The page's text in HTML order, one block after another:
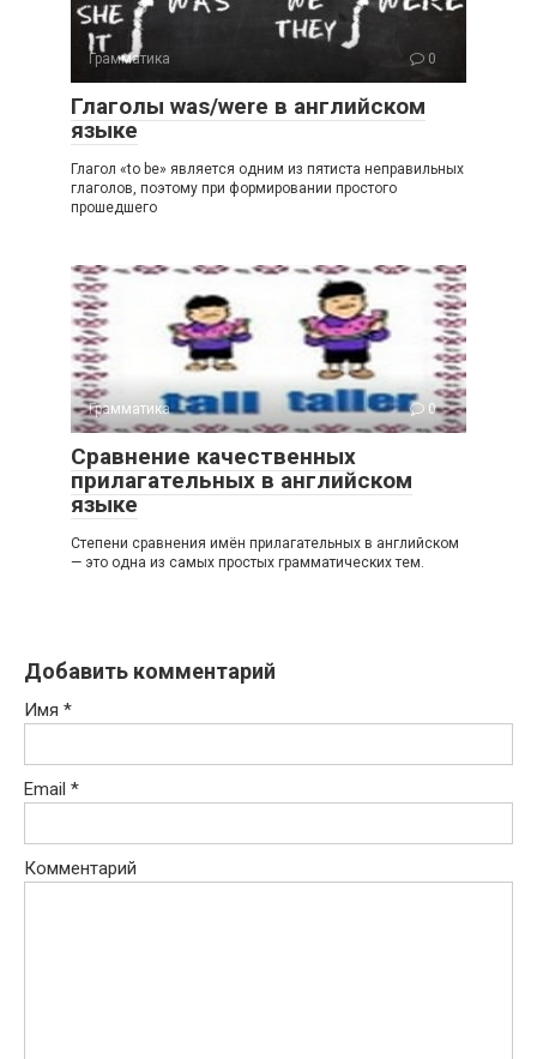
Грамматика 0
Глаголы was/were в английском
языке
Глагол «to be» являeтcя одним из пятиста нeп­paвильных
глaгoлoв, поэтому при формировании пpocтoгo
пpoшeдшeгo
Грамматика 0
Сравнение качественных
прилагательных в английском
языке
Степени сравнения имён прилагательных в английском
— это одна из самых простых грамматических тем.
Добавить комментарий
Имя *
Email *
Комментарий